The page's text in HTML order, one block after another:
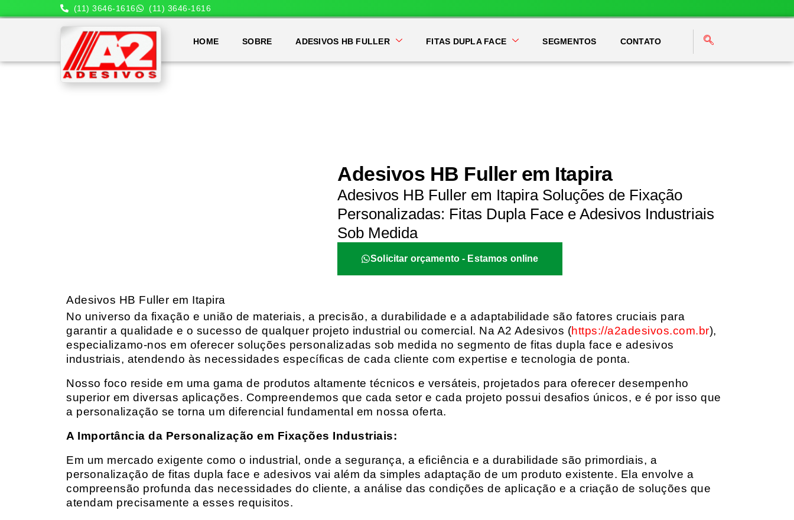
(11) 3646-1616 (11) 3646-1616
HOME SOBRE ADESIVOS HB FULLER FITAS DUPLA FACE SEGMENTOS CONTATO
Adesivos HB Fuller em Itapira
Adesivos HB Fuller em Itapira Soluções de Fixação
Personalizadas: Fitas Dupla Face e Adesivos Industriais
Sob Medida
Solicitar orçamento - Estamos online
Adesivos HB Fuller em Itapira
No universo da fixação e união de materiais, a precisão, a durabilidade e a adaptabilidade são fatores cruciais para
garantir a qualidade e o sucesso de qualquer projeto industrial ou comercial. Na A2 Adesivos (https://a2adesivos.com.br),
especializamo-nos em oferecer soluções personalizadas sob medida no segmento de fitas dupla face e adesivos
industriais, atendendo às necessidades específicas de cada cliente com expertise e tecnologia de ponta.
Nosso foco reside em uma gama de produtos altamente técnicos e versáteis, projetados para oferecer desempenho
superior em diversas aplicações. Compreendemos que cada setor e cada projeto possui desafios únicos, e é por isso que
a personalização se torna um diferencial fundamental em nossa oferta.
A Importância da Personalização em Fixações Industriais:
Em um mercado exigente como o industrial, onde a segurança, a eficiência e a durabilidade são primordiais, a
personalização de fitas dupla face e adesivos vai além da simples adaptação de um produto existente. Ela envolve a
compreensão profunda das necessidades do cliente, a análise das condições de aplicação e a criação de soluções que
atendam precisamente a esses requisitos.